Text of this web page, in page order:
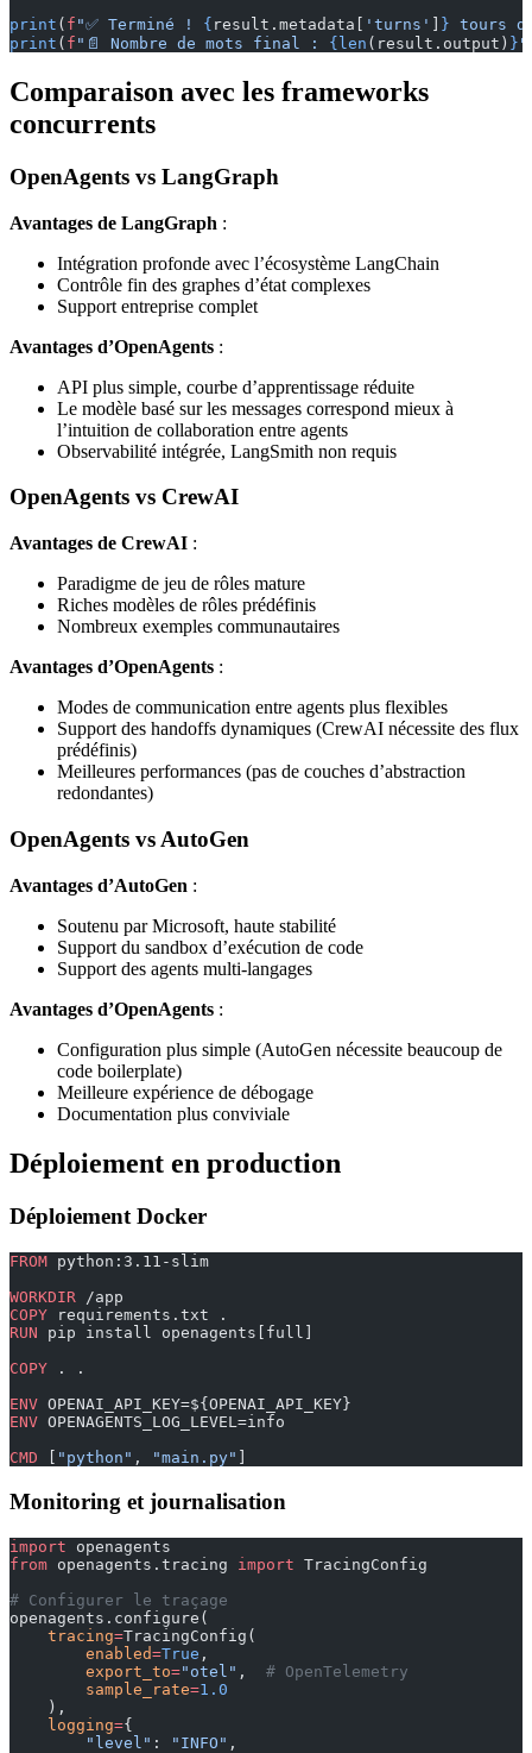
print ( f "✅ Terminé ! { result.metadata[ 'turns' } tours
print ( f "📄 Nombre de mots final : {len (result.output) } "
Comparaison avec les frameworks
concurrents
OpenAgents vs LangGraph
Avantages de LangGraph :
Intégration profonde avec l’écosystème LangChain
Contrôle fin des graphes d’état complexes
Support entreprise complet
Avantages d’OpenAgents :
API plus simple, courbe d’apprentissage réduite
Le modèle basé sur les messages correspond mieux à
l’intuition de collaboration entre agents
Observabilité intégrée, LangSmith non requis
OpenAgents vs CrewAI
Avantages de CrewAI :
Paradigme de jeu de rôles mature
Riches modèles de rôles prédéfinis
Nombreux exemples communautaires
Avantages d’OpenAgents :
Modes de communication entre agents plus flexibles
Support des handoffs dynamiques (CrewAI nécessite des flux
prédéfinis)
Meilleures performances (pas de couches d’abstraction
redondantes)
OpenAgents vs AutoGen
Avantages d’AutoGen :
Soutenu par Microsoft, haute stabilité
Support du sandbox d’exécution de code
Support des agents multi-langages
Avantages d’OpenAgents :
Configuration plus simple (AutoGen nécessite beaucoup de
code boilerplate)
Meilleure expérience de débogage
Documentation plus conviviale
Déploiement en production
Déploiement Docker
FROM python:3.11-slim
WORKDIR /app
COPY requirements.txt .
RUN pip install openagents[full]
COPY . .
ENV OPENAI_API_KEY=${OPENAI_API_KEY}
ENV OPENAGENTS_LOG_LEVEL=info
CMD
"python" , "main.py"
Monitoring et journalisation
import openagents
from openagents.tracing import TracingConfig
# Configurer le traçage
openagents.configure(
    tracing
=TracingConfig(
        enabled
=True ,
        export_to
="otel" , # OpenTelemetry
        sample_rate
=1.0
    ),
    logging
={
        "level"
: "INFO" ,